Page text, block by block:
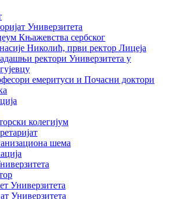
Универзитета
Књажевства сербског
Николић, први ректор Лицеја
ректори Универзитета у
емеритуси и Почасни доктори
колегијум
шема
Универзитета
Универзитета